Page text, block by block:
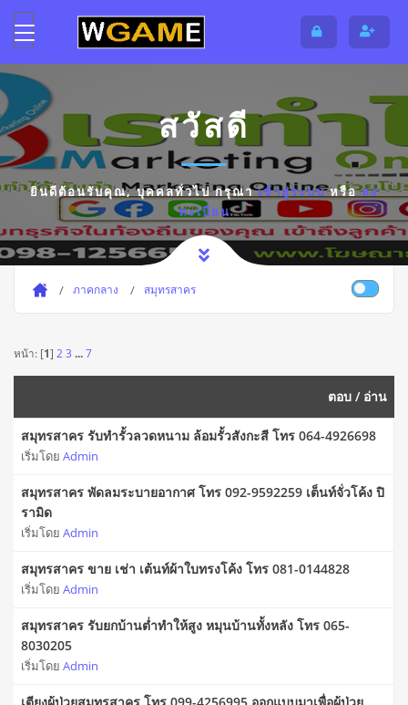
สวัสดี
ยินดีต้อนรับคุณ,บุคคลทั่วไปกรุณาเข้าสู่ระบบหรือลง
ทะเบียน
ภาคกลาง สมุทรสาคร
หน้า: [1] 2 3 ...7
ตอบ / อ่าน
สมุทรสาคร รับทำรั้วลวดหนาม ล้อมรั้วสังกะสี โทร 064-4926698
เริ่มโดย Admin
สมุทรสาคร พัดลมระบายอากาศ โทร 092-9592259 เต็นท์จั่วโค้ง ปิ
รามิด
เริ่มโดย Admin
สมุทรสาคร ขาย เช่า เต้นท์ผ้าใบทรงโค้ง โทร 081-0144828
เริ่มโดย Admin
สมุทรสาคร รับยกบ้านต่ำทำให้สูง หมุนบ้านทั้งหลัง โทร 065-
8030205
เริ่มโดย Admin